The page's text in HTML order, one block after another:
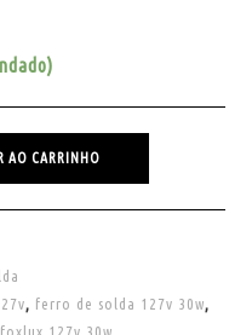
AO CARRINHO
, ferro de solda 127v 30w,
127v 30w